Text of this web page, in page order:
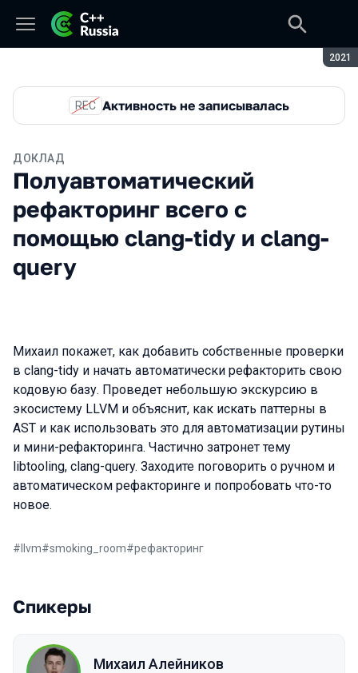
2021
REC Активность не записывалась
ДОКЛАД
Полуавтоматический
рефакторинг всего с
помощью clang-tidy и clang-
query
Михаил покажет, как добавить собственные проверки
в clang-tidy и начать автоматически рефакторить свою
кодовую базу. Проведет небольшую экскурсию в
экосистему LLVM и объяснит, как искать паттерны в
AST и как использовать это для автоматизации рутины
и мини-рефакторинга. Частично затронет тему
libtooling, clang-query. Заходите поговорить о ручном и
автоматическом рефакторинге и попробовать что-то
новое.
# llvm#smoking_room#рефакторинг
Спикеры
Михаил Алейников